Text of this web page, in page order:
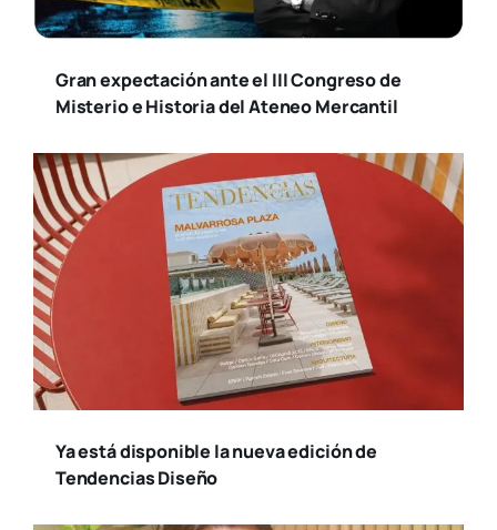
Gran expectación ante el III Congreso de
Misterio e Historia del Ateneo Mercantil
Ya está disponible la nueva edición de
Tendencias Diseño